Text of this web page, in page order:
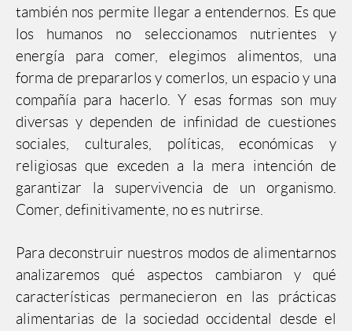
también nos permite llegar a entendernos. Es que
los humanos no seleccionamos nutrientes y
energía para comer, elegimos alimentos, una
forma de prepararlos y comerlos, un espacio y una
compañía para hacerlo. Y esas formas son muy
diversas y dependen de infinidad de cuestiones
sociales, culturales, políticas, económicas y
religiosas que exceden a la mera intención de
garantizar la supervivencia de un organismo.
Comer, definitivamente, no es nutrirse.
Para deconstruir nuestros modos de alimentarnos
analizaremos qué aspectos cambiaron y qué
características permanecieron en las prácticas
alimentarias de la sociedad occidental desde el